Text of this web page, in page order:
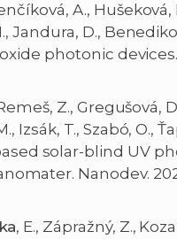
A., Hušeková,
Jandura, D.,
photonic devices.
Z., Gregušová,
Izsák, T., Szabó, O.,
solar-blind UV
Nanodev.
, E., Zápražný, Z.,